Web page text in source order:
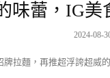
味蕾，IG美
2024-08-
牌拉麵，再推超浮誇超